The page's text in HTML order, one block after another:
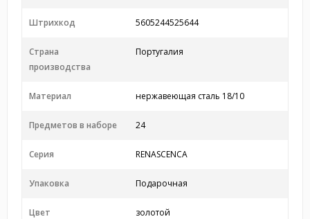
Штрихкод 5605244525644
Страна
производства
Португалия
Материал нержавеющая сталь 18/10
Предметов в наборе 24
Серия RENASCENCA
Упаковка Подарочная
Цвет золотой